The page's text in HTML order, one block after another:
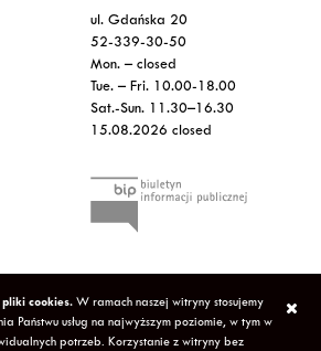
ul. Gdańska 20
52-339-30-50
Mon. – closed
Tue. – Fri. 10.00-18.00
Sat.-Sun. 11.30–16.30
15.08.2026 closed
cookies. W ramach naszej witryny stosujemy
Państwu usług na najwyższym poziomie, w tym w
potrzeb. Korzystanie z witryny bez